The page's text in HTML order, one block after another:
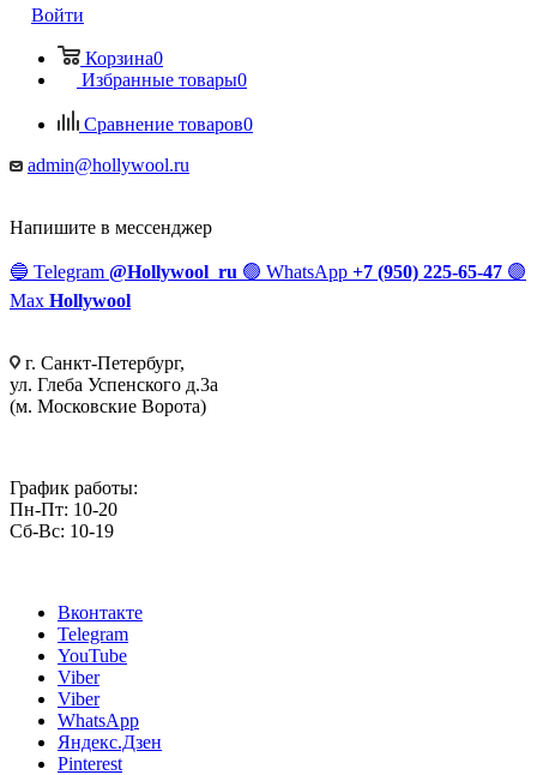
Войти
Корзина0
Избранные товары0
Сравнение товаров0
admin@hollywool.ru
Напишите в мессенджер
🔵 Telegram @Hollywool_ru 🟢 WhatsApp +7 (950) 225-65-47 🟣
Max Hollywool
г. Санкт-Петербург,
ул. Глеба Успенского д.3а
(м. Московские Ворота)
График работы:
Пн-Пт: 10-20
Сб-Вс: 10-19
Вконтакте
Telegram
YouTube
Viber
Viber
WhatsApp
Яндекс.Дзен
Pinterest